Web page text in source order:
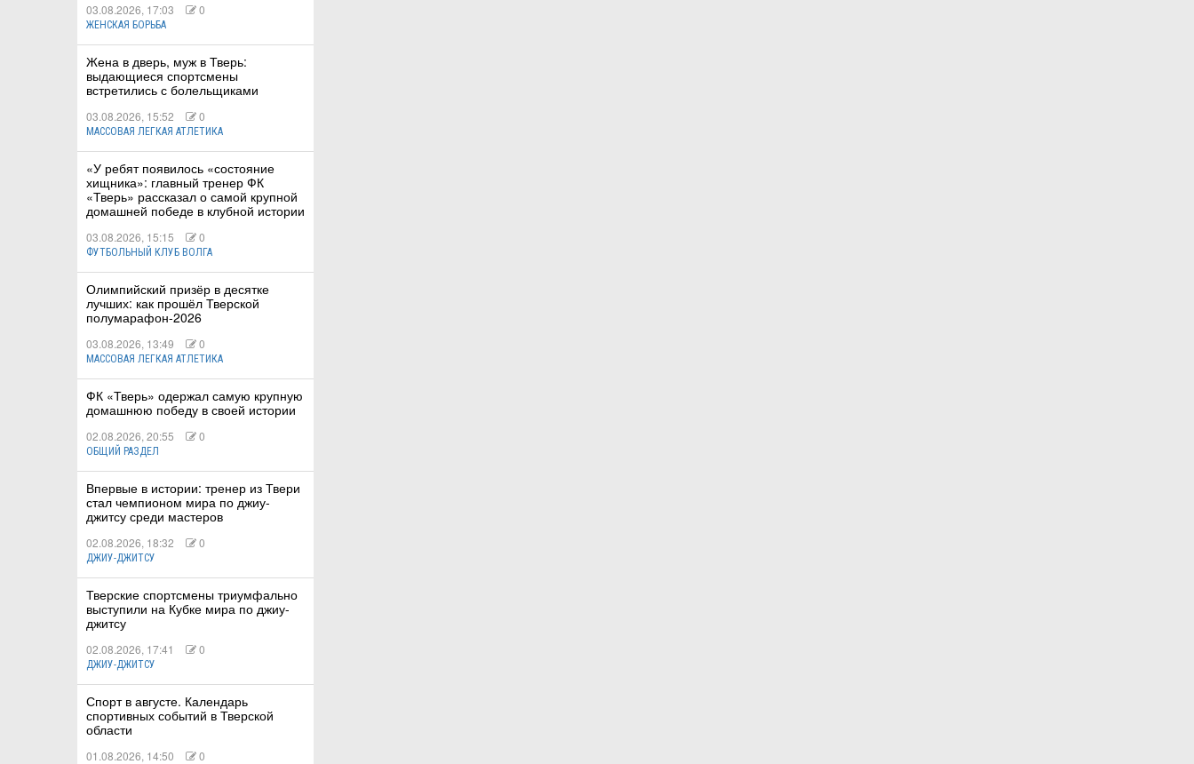
03.08.2026, 17:03 0
ЖЕНСКАЯ БОРЬБА
Жена в дверь, муж в Тверь:
выдающиеся спортсмены
встретились с болельщиками
03.08.2026, 15:52 0
МАССОВАЯ ЛЕГКАЯ АТЛЕТИКА
«У ребят появилось «состояние
хищника»: главный тренер ФК
«Тверь» рассказал о самой крупной
домашней победе в клубной истории
03.08.2026, 15:15 0
ФУТБОЛЬНЫЙ КЛУБ ВОЛГА
Олимпийский призёр в десятке
лучших: как прошёл Тверской
полумарафон-2026
03.08.2026, 13:49 0
МАССОВАЯ ЛЕГКАЯ АТЛЕТИКА
ФК «Тверь» одержал самую крупную
домашнюю победу в своей истории
02.08.2026, 20:55 0
ОБЩИЙ РАЗДЕЛ
Впервые в истории: тренер из Твери
стал чемпионом мира по джиу-
джитсу среди мастеров
02.08.2026, 18:32 0
ДЖИУ-ДЖИТСУ
Тверские спортсмены триумфально
выступили на Кубке мира по джиу-
джитсу
02.08.2026, 17:41 0
ДЖИУ-ДЖИТСУ
Спорт в августе. Календарь
спортивных событий в Тверской
области
01.08.2026, 14:50 0